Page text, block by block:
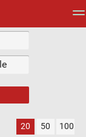
20 50 100